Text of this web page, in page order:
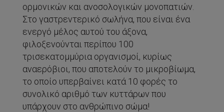
ορμονικών και ανοσολογικών μονοπατιών.
Στο γαστρεντερικό σωλήνα, που είναι ένα
ενεργό μέλος αυτού του άξονα,
φιλοξενούνται περίπου 100
τρισεκατομμύρια οργανισμοί, κυρίως
αναερόβιοι, που αποτελούν το μικροβίωμα,
το οποίο υπερβαίνει κατά 10 φορές το
συνολικό αριθμό των κυττάρων που
υπάρχουν στο ανθρώπινο σώμα!